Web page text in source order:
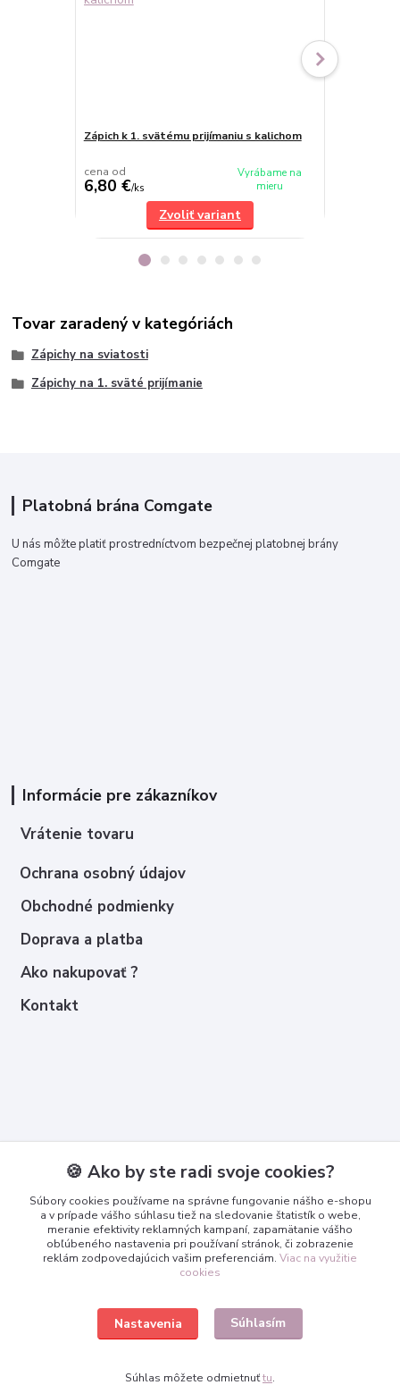
Zápich k 1. svätému prijímaniu s kalichom
cena od
6,80 €/ks
Vyrábame na
mieru
Zvoliť variant
Tovar zaradený v kategóriách
Zápichy na sviatosti
Zápichy na 1. sväté prijímanie
Platobná brána Comgate
U nás môžte platiť prostredníctvom bezpečnej platobnej brány
Comgate
Informácie pre zákazníkov
Vrátenie tovaru
Ochrana osobný údajov
Obchodné podmienky
Doprava a platba
Ako nakupovať ?
Kontakt
+421 950 365 567
info@3dcko.sk
www.3dcko.sk
🍪 Ako by ste radi svoje cookies?
Súbory cookies používame na správne fungovanie nášho e-shopu
a v prípade vášho súhlasu tiež na sledovanie štatistík o webe,
meranie efektivity reklamných kampaní, zapamätanie vášho
obľúbeného nastavenia pri používaní stránok, či zobrazenie
reklám zodpovedajúcich vašim preferenciám. Viac na využitie
cookies
Nastavenia Súhlasím
Súhlas môžete odmietnuťtu.